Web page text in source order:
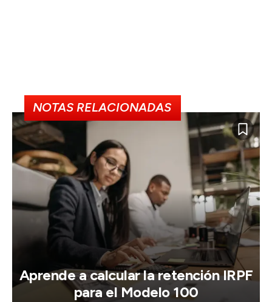
NOTAS RELACIONADAS
Aprende a calcular la retención IRPF
para el Modelo 100